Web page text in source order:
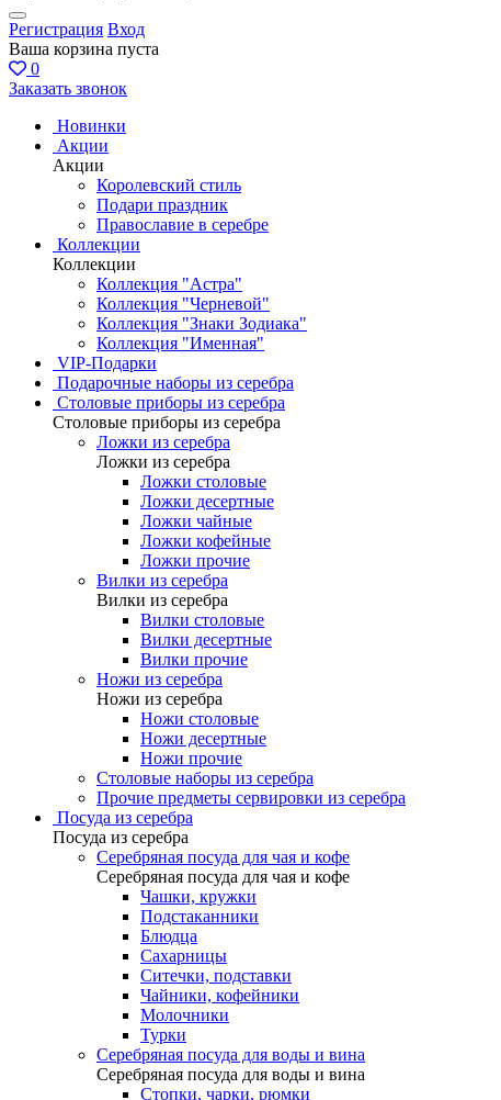
Регистрация Вход
Ваша корзина пуста
0
Заказать звонок
Новинки
Акции
Акции
Королевский стиль
Подари праздник
Православие в серебре
Коллекции
Коллекции
Коллекция "Астра"
Коллекция "Черневой"
Коллекция "Знаки Зодиака"
Коллекция "Именная"
VIP-Подарки
Подарочные наборы из серебра
Столовые приборы из серебра
Столовые приборы из серебра
Ложки из серебра
Ложки из серебра
Ложки столовые
Ложки десертные
Ложки чайные
Ложки кофейные
Ложки прочие
Вилки из серебра
Вилки из серебра
Вилки столовые
Вилки десертные
Вилки прочие
Ножи из серебра
Ножи из серебра
Ножи столовые
Ножи десертные
Ножи прочие
Столовые наборы из серебра
Прочие предметы сервировки из серебра
Посуда из серебра
Посуда из серебра
Серебряная посуда для чая и кофе
Серебряная посуда для чая и кофе
Чашки, кружки
Подстаканники
Блюдца
Сахарницы
Ситечки, подставки
Чайники, кофейники
Молочники
Турки
Серебряная посуда для воды и вина
Серебряная посуда для воды и вина
Стопки, чарки, рюмки